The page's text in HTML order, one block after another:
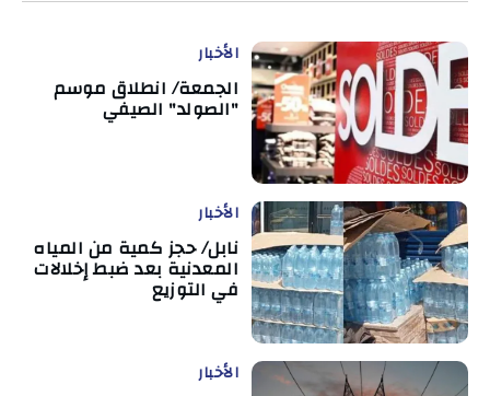
الأخبار
الجمعة/ انطلاق موسم
"الصولد" الصيفي
الأخبار
نابل/ حجز كمية من المياه
المعدنية بعد ضبط إخلالات
في التوزيع
الأخبار